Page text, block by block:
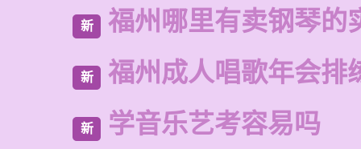
新 福州哪里有卖钢琴的
新 福州成人唱歌年会排
新 学音乐艺考容易吗